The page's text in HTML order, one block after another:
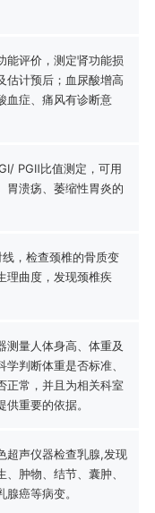
能评价，测定肾功能损
估计预后；血尿酸增高
血症、痛风有诊断意
PGⅡ比值测定，可用
胃溃疡、萎缩性胃炎的
线，检查颈椎的骨质变
理曲度，发现颈椎疾
测量人体身高、体重及
学判断体重是否标准、
正常，并且为相关科室
供重要的依据。
超声仪器检查乳腺,发现
、肿物、结节、囊肿、
腺癌等病变。